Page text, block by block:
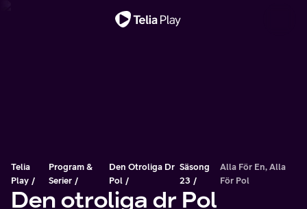
Telia
Play
Program &
Serier
Den Otroliga Dr
Pol
Säsong
23
Alla För En, Alla
För Pol
Den otroliga dr Pol